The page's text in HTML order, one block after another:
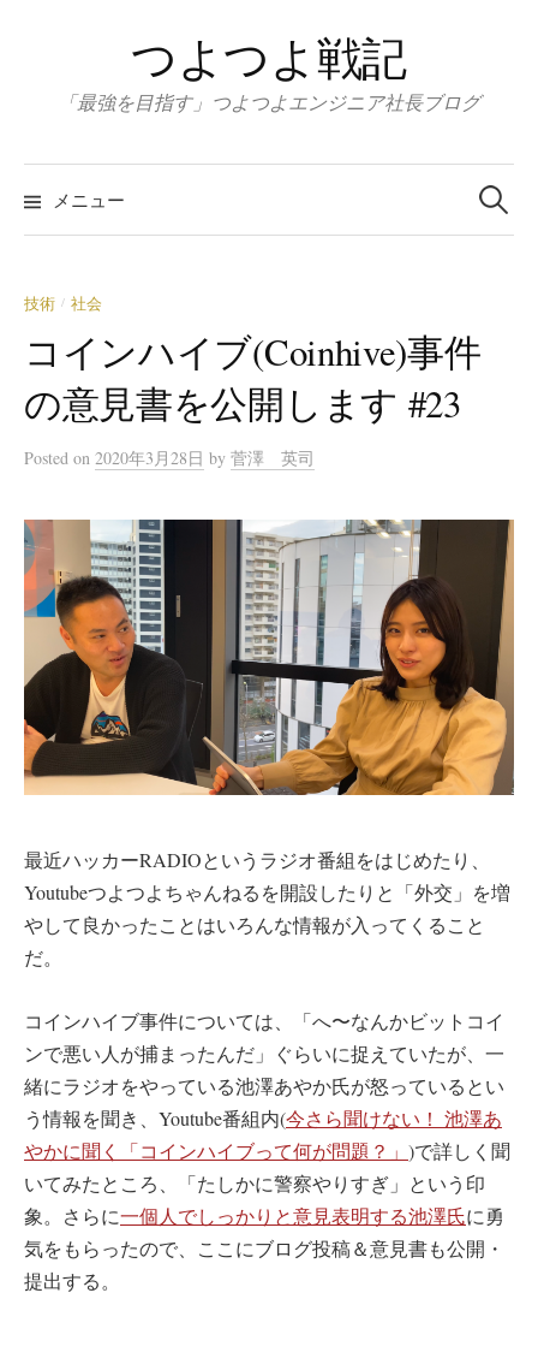
ス
キ
プ
つよつよ戦記
「最強を目指す」つよつよエンジニア社長ブログ
メニュー
検
索:
技術 / 社会
コインハイブ(Coinhive)事件
の意見書を公開します #23
Posted on 2020年3月28日 by 菅澤 英司
最近ハッカーRADIOというラジオ番組をはじめたり、
Youtubeつよつよちゃんねるを開設したりと「外交」を増
やして良かったことはいろんな情報が入ってくること
だ。
コインハイブ事件については、「へ〜なんかビットコイ
ンで悪い人が捕まったんだ」ぐらいに捉えていたが、一
緒にラジオをやっている池澤あやか氏が怒っているとい
う情報を聞き、Youtube番組内(今さら聞けない！ 池澤あ
やかに聞く「コインハイブって何が問題？」 )で詳しく聞
いてみたところ、「たしかに警察やりすぎ」という印
象。さらに一個人でしっかりと意見表明する池澤氏に勇
気をもらったので、ここにブログ投稿＆意見書も公開・
提出する。